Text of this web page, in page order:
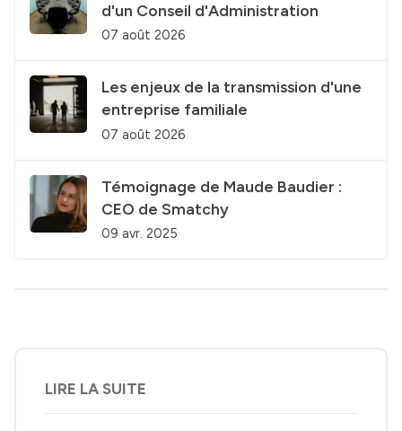
d'un Conseil d'Administration
07 août 2026
Les enjeux de la transmission d'une
entreprise familiale
07 août 2026
Témoignage de Maude Baudier :
CEO de Smatchy
09 avr. 2025
LIRE LA SUITE